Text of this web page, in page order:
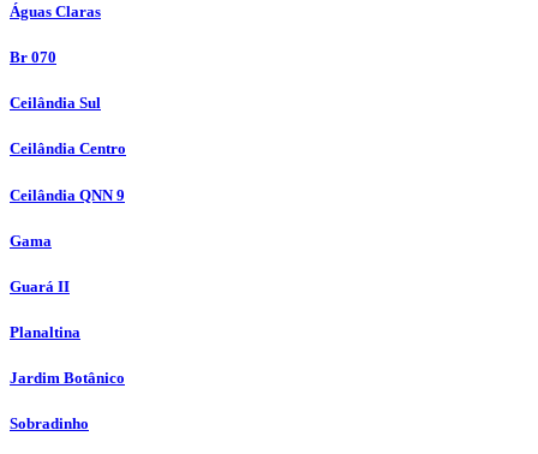
Águas Claras
Br 070
Ceilândia Sul
Ceilândia Centro
Ceilândia QNN 9
Gama
Guará II
Planaltina
Jardim Botânico
Sobradinho